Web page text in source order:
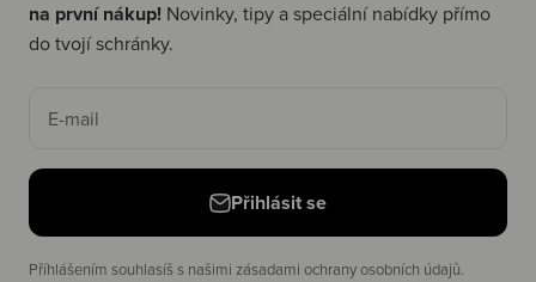
na první nákup! Novinky, tipy a speciální nabídky přímo
do tvojí schránky.
E-mail
Přihlásit se
Příhlášením souhlasíš s našimi zásadami ochrany osobních údajů.